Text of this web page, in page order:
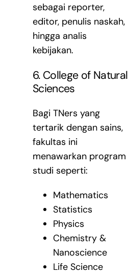
sebagai reporter,
editor, penulis naskah,
hingga analis
kebijakan.
6. College of Natural
Sciences
Bagi TNers yang
tertarik dengan sains,
fakultas ini
menawarkan program
studi seperti:
Mathematics
Statistics
Physics
Chemistry &
Nanoscience
Life Science